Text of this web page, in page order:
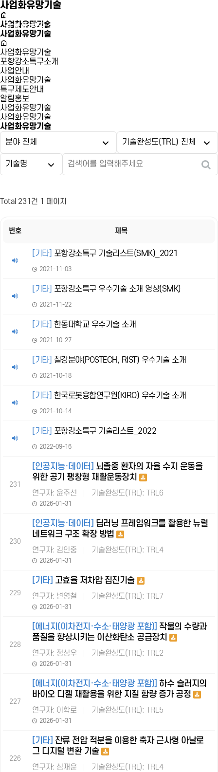
사업화유망기술
사업화유망기술
사업화유망기술
사업화유망기술
포항강소특구소개
사업안내
사업화유망기술
특구제도안내
알림홍보
사업화유망기술
사업화유망기술
사업화유망기술
Total 231건 1 페이지
번호 제목
[기타] 포항강소특구 기술리스트(SMK)_2021
2021-11-03
[기타] 포항강소특구 우수기술 소개 영상(SMK)
2021-11-22
[기타] 한동대학교 우수기술 소개
2021-10-27
[기타] 철강분야(POSTECH, RIST) 우수기술 소개
2021-10-18
[기타] 한국로봇융합연구원(KIRO) 우수기술 소개
2021-10-14
[기타] 포항강소특구 기술리스트_2022
2022-09-16
231
[인공지능·데이터]
뇌졸중 환자의 자율 수지 운동을
위한 공기 팽창형 재활운동장치
연구자: 윤주선 기술완성도(TRL): TRL6
2026-01-31
230
[인공지능·데이터]
딥러닝 프레임워크를 활용한 뉴럴
네트워크 구조 확장 방법
연구자: 김인중 기술완성도(TRL): TRL4
2026-01-31
229
[기타] 고효율 저차압 집진기술
연구자: 변영철 기술완성도(TRL): TRL7
2026-01-31
228
[에너지(이차전지·수소·태양광 포함)] 작물의 수량과
품질을 향상시키는 이산화탄소 공급장치
연구자: 정성우 기술완성도(TRL): TRL2
2026-01-31
227
[에너지(이차전지·수소·태양광 포함)] 하수 슬러지의
바이오 디젤 재활용을 위한 지질 함량 증가 공정
연구자: 이학로 기술완성도(TRL): TRL5
2026-01-31
226
[기타] 잔류 전압 적분을 이용한 축자 근사형 아날로
그 디지털 변환 기술
연구자: 심재윤 기술완성도(TRL): TRL4